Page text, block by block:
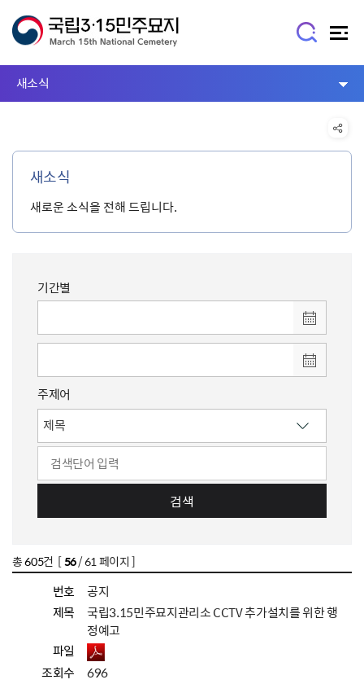
새소식
새소식
새로운 소식을 전해 드립니다.
기간별
주제어
검색
총605건 [56/ 61 페이지 ]
번호
공지
제목
국립3.15민주묘지관리소 CCTV 추가설치를 위한 행
정예고
파일
조회수
696